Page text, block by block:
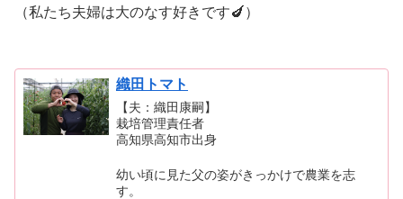
（私たち夫婦は大のなす好きです🍆）
織田トマト
【夫：織田康嗣】
栽培管理責任者
高知県高知市出身
幼い頃に見た父の姿がきっかけで農業を志
す。